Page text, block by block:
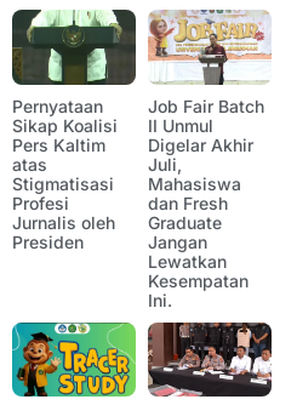
Pernyataan
Sikap Koalisi
Pers Kaltim
atas
Stigmatisasi
Profesi
Jurnalis oleh
Presiden
Job Fair Batch
II Unmul
Digelar Akhir
Juli,
Mahasiswa
dan Fresh
Graduate
Jangan
Lewatkan
Kesempatan
Ini.